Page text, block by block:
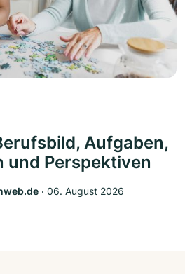
Aufgaben,
und Perspektiven
‧ 06. August 2026